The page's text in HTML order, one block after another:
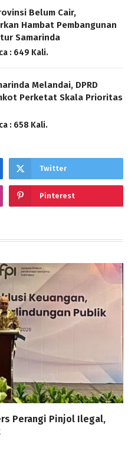
Belum Cair,
Hambat Pembangunan
Samarinda
: 649 Kali.
Melandai, DPRD
Perketat Skala Prioritas
: 658 Kali.
Twitter
Pinterest
Perangi Pinjol Ilegal,